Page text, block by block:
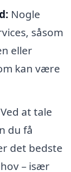
Nogle
såsom
eller
kan være
Ved at tale
du få
det bedste
– især